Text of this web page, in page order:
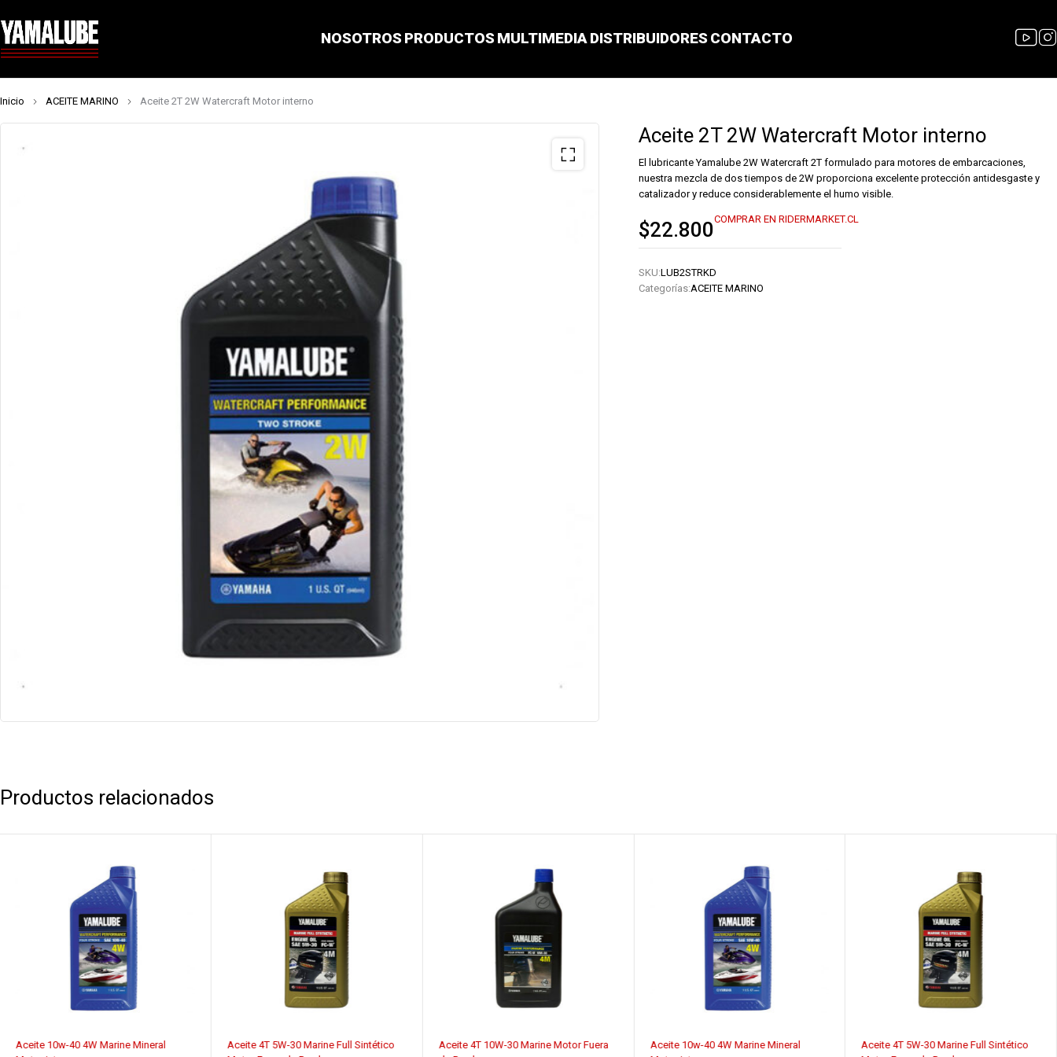
NOSOTROSPRODUCTOSMULTIMEDIADISTRIBUIDORESCONTACTO
Inicio ACEITE MARINO Aceite 2T 2W Watercraft Motor interno
Aceite 2T 2W Watercraft Motor interno
El lubricante Yamalube 2W Watercraft 2T formulado para motores de embarcaciones,
nuestra mezcla de dos tiempos de 2W proporciona excelente protección antidesgaste y
catalizador y reduce considerablemente el humo visible.
$22.800COMPRAR EN RIDERMARKET.CL
SKU:LUB2STRKD
Categorías:ACEITE MARINO
Productos relacionados
Aceite 10w-40 4W Marine Mineral
Aceite 4T 5W-30 Marine Full Sintético
Aceite 4T 10W-30 Marine Motor Fuera
Aceite 10w-40 4W Marine Mineral
Aceite 4T 5W-30 Marine Full Sintético